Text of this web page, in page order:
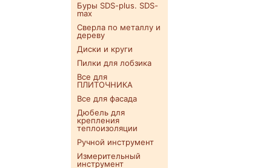
Буры SDS-plus. SDS-
max
Сверла по металлу и
дереву
Диски и круги
Пилки для лобзика
Все для
ПЛИТОЧНИКА
Все для фасада
Дюбель для
крепления
теплоизоляции
Ручной инструмент
Измерительный
инструмент